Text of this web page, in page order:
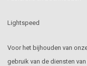
Lightspeed
Voor het bijhouden van
gebruik van de diensten